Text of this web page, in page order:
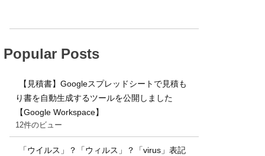
Popular Posts
【見積書】Googleスプレッドシートで見積も
り書を自動生成するツールを公開しました
【Google Workspace】
12件のビュー
「ウイルス」？「ウィルス」？「virus」表記